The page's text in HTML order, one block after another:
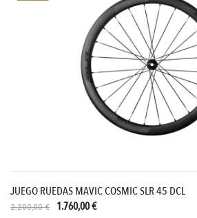
JUEGO RUEDAS MAVIC COSMIC SLR 45 DCL
2.200,00 € 1.760,00 €